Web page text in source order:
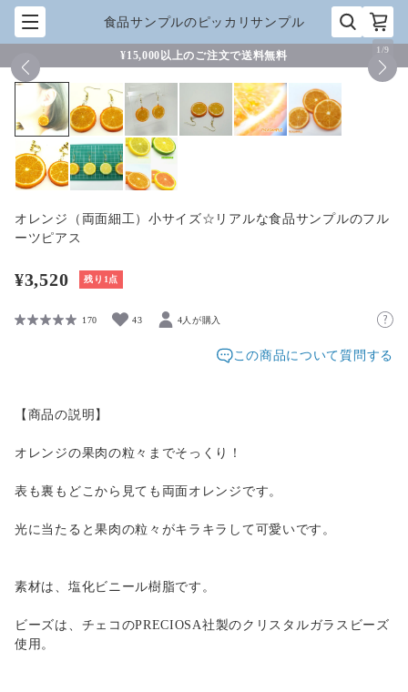
食品サンプルのピッカリサンプル
¥15,000以上のご注文で送料無料 1 /9
オレンジ（両面細工）小サイズ☆リアルな食品サンプルのフル
ーツピアス
¥3,520 残り1点
170 43 4人が購入
この商品について質問する
【商品の説明】
オレンジの果肉の粒々までそっくり！
表も裏もどこから見ても両面オレンジです。
光に当たると果肉の粒々がキラキラして可愛いです。
素材は、塩化ビニール樹脂です。
ビーズは、チェコのPRECIOSA社製のクリスタルガラスビーズ
使用。